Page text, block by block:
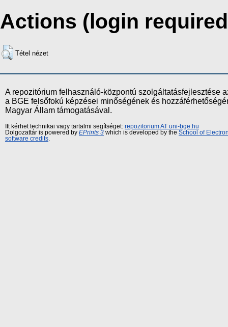
Actions (login
Tétel nézet
A repozitórium felhasználó-központú szolgáltatásfejlesztése
a BGE felsőfokú képzései minőségének és
Magyar Állam támogatásával.
Itt kérhet technikai vagy tartalmi segítséget: repozitorium AT uni-bge.hu
Dolgozattár is powered by EPrints 3 which is developed by the School of
software credits